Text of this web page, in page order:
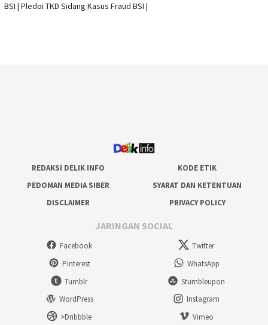
BSI | Pledoi TKD Sidang Kasus Fraud BSI |
REDAKSI DELIK INFO
KODE ETIK
PEDOMAN MEDIA SIBER
SYARAT DAN KETENTUAN
DISCLAIMER
PRIVACY POLICY
JARINGAN SOCIAL
Facebook
Twitter
Pinterest
WhatsApp
Tumblr
Stumbleupon
WordPress
Instagram
>Dribbble
Vimeo